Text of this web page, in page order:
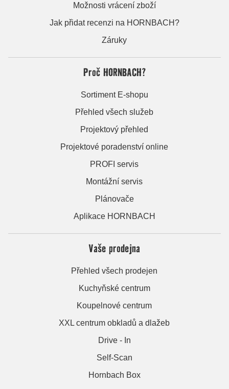
Možnosti vrácení zboží
Jak přidat recenzi na HORNBACH?
Záruky
Proč HORNBACH?
Sortiment E-shopu
Přehled všech služeb
Projektový přehled
Projektové poradenství online
PROFI servis
Montážní servis
Plánovače
Aplikace HORNBACH
Vaše prodejna
Přehled všech prodejen
Kuchyňské centrum
Koupelnové centrum
XXL centrum obkladů a dlažeb
Drive - In
Self-Scan
Hornbach Box